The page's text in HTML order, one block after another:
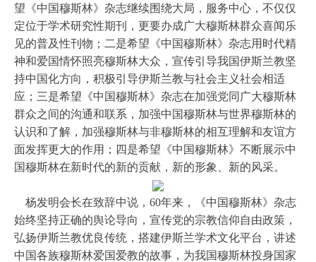
望《中国穆斯林》杂志继续围绕大局，服务中心，不仅仅
定位于学术研究性期刊，更要办成广大穆斯林群众喜闻乐
见的普及性刊物；二是希望《中国穆斯林》杂志用时代精
神和爱国情怀照亮穆斯林大众，宣传引导我国伊斯兰教坚
持中国化方向，积极引导伊斯兰教与社会主义社会相适
应；三是希望《中国穆斯林》杂志在加强党同广大穆斯林
群众之间的沟通和联系，加强中国穆斯林与世界穆斯林的
认识和了解，加强穆斯林与非穆斯林的相互理解和友谊方
面发挥更大的作用；四是希望《中国穆斯林》不断展示中
国穆斯林在新时代的新的贡献，新的形象、新的风采。
杨发明会长在致辞中说，60年来，《中国穆斯林》杂志
始终坚持正确的舆论导向，宣传党的宗教信仰自由政策，
弘扬伊斯兰教优良传统，搭建伊斯兰学术文化平台，讲述
中国各族穆斯林爱国爱教的故事，为我国穆斯林投身国家